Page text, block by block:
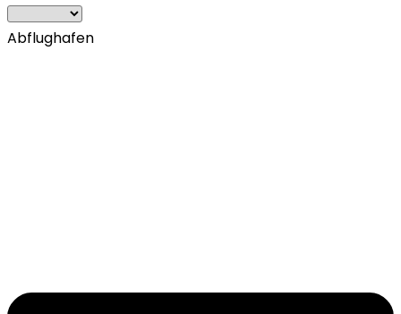
Abflughafen